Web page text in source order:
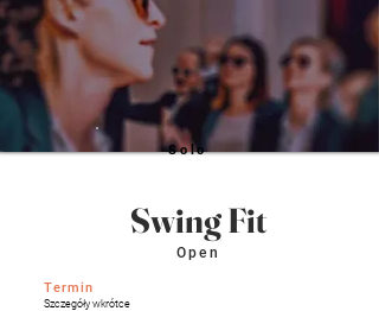
Solo
SwingFit
Open
Termin
Szczegóły wkrótce